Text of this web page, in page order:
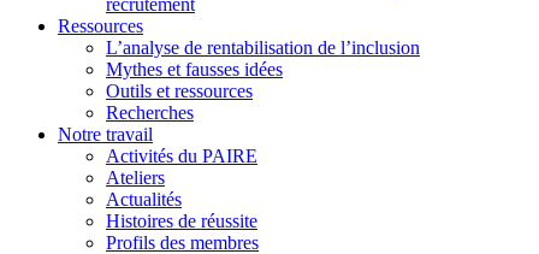
Ressources
L’analyse de rentabilisation de l’inclusion
Mythes et fausses idées
Outils et ressources
Recherches
Notre travail
Activités du PAIRE
Ateliers
Actualités
Histoires de réussite
Profils des membres